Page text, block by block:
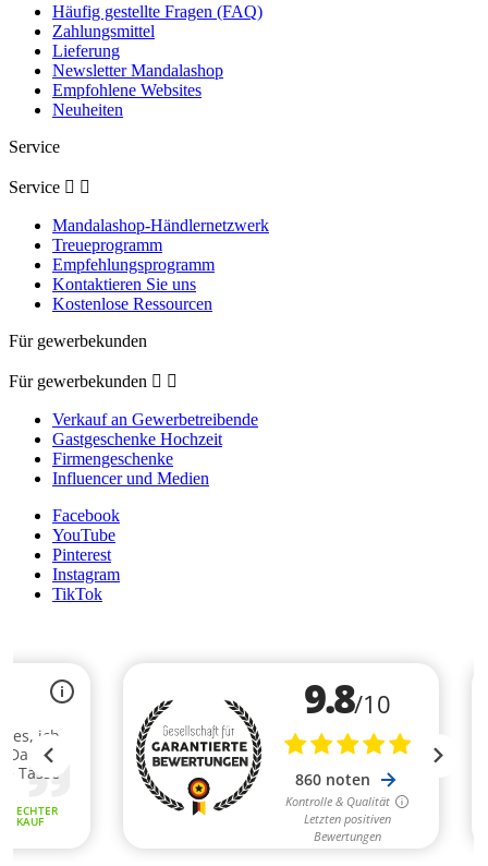
Häufig gestellte Fragen (FAQ)
Zahlungsmittel
Lieferung
Newsletter Mandalashop
Empfohlene Websites
Neuheiten
Service
Service  
Mandalashop-Händlernetzwerk
Treueprogramm
Empfehlungsprogramm
Kontaktieren Sie uns
Kostenlose Ressourcen
Für gewerbekunden
Für gewerbekunden  
Verkauf an Gewerbetreibende
Gastgeschenke Hochzeit
Firmengeschenke
Influencer und Medien
Facebook
YouTube
Pinterest
Instagram
TikTok